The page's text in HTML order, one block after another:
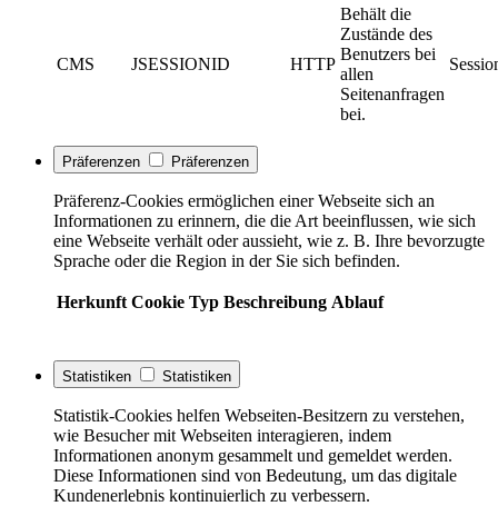
CMS JSESSIONID HTTP
Behält die
Zustände des
Benutzers bei
allen
Seitenanfragen
bei.
Präferenzen Präferenzen
Präferenz-Cookies ermöglichen einer Webseite sich an
Informationen zu erinnern, die die Art beeinflussen, wie sich
eine Webseite verhält oder aussieht, wie z. B. Ihre bevorzugte
Sprache oder die Region in der Sie sich befinden.
Herkunft Cookie Typ Beschreibung Ablauf
Statistiken Statistiken
Statistik-Cookies helfen Webseiten-Besitzern zu verstehen,
wie Besucher mit Webseiten interagieren, indem
Informationen anonym gesammelt und gemeldet werden.
Diese Informationen sind von Bedeutung, um das digitale
Kundenerlebnis kontinuierlich zu verbessern.